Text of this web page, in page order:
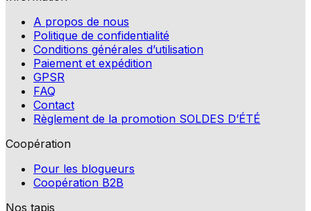
A propos de nous
Politique de confidentialité
Conditions générales d’utilisation
Paiement et expédition
GPSR
FAQ
Contact
Règlement de la promotion SOLDES D’ÉTÉ
Coopération
Pour les blogueurs
Coopération B2B
Nos tapis